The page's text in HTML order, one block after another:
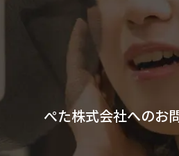
ぺた株式会社へのお